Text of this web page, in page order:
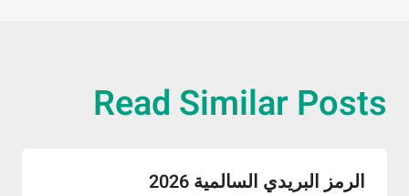
Read Similar Posts
الرمز البريدي السالمية 2026